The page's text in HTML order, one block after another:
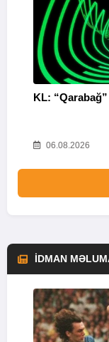
KL:
06.08.2026
İDMAN